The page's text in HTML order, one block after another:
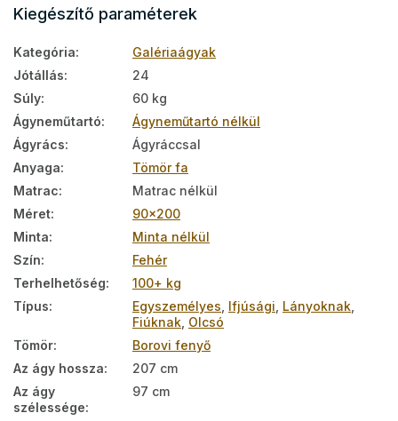
Kiegészítő paraméterek
Kategória:
Galériaágyak
Jótállás:
24
Súly:
60 kg
Ágyneműtartó:
Ágyneműtartó nélkül
Ágyrács:
Ágyráccsal
Anyaga:
Tömör fa
Matrac:
Matrac nélkül
Méret:
90x200
Minta:
Minta nélkül
Szín:
Fehér
Terhelhetőség:
100+ kg
Típus: Egyszemélyes Ifjúsági Lányoknak
Fiúknak Olcsó
Tömör:
Borovi fenyő
Az ágy hossza:
207 cm
Az ágy
szélessége:
97 cm